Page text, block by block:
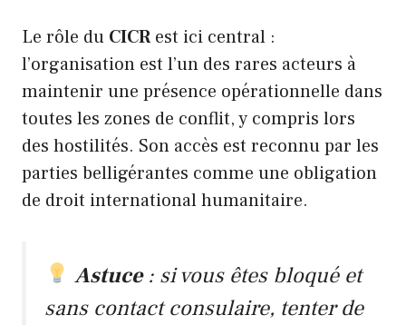
Le rôle du CICRest ici central :
l’organisation est l’un des rares acteurs à
maintenir une présence opérationnelle dans
toutes les zones de conflit, y compris lors
des hostilités. Son accès est reconnu par les
parties belligérantes comme une obligation
de droit international humanitaire.
Astuce: si vous êtes bloqué et
sans contact consulaire, tenter de